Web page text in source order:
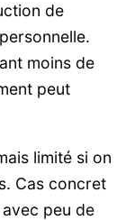
de
moins de
peut
limité si on
Cas concret
peu de